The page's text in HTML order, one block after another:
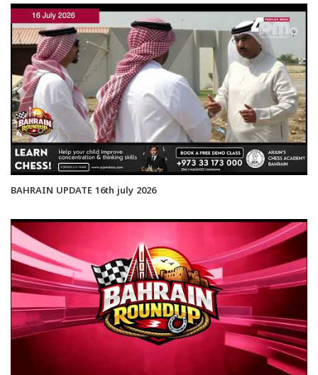
BAHRAIN UPDATE 16th july 2026